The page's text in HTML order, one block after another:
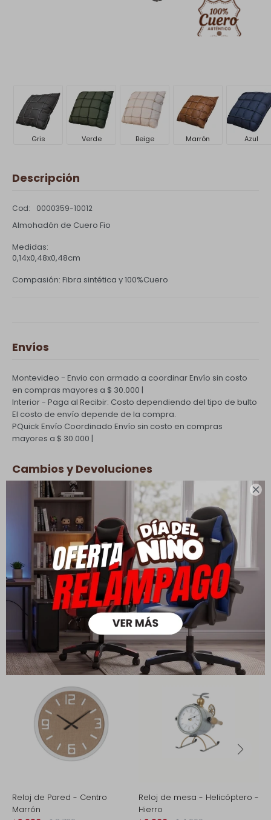

Gris Verde Beige Marrón Azul
Descripción
0000359-10012
Almohadón de Cuero Fio
Medidas:
0,14x0,48x0,48cm
Compasión: Fibra sintética y 100%Cuero
Envíos
Montevideo - Envio con armado a coordinarEnvío sin costo
en compras mayores a $ 30.000 |
Interior - Paga al Recibir: Costo dependiendo del tipo de bulto
El costo de envío depende de la compra.
PQuick Envío Coordinado Envío sin costo en compras
mayores a $ 30.000 |
Cambios y Devoluciones
Todas las compras realizadas tienen un plazo de 5 días para
su cambio.
Ver mas
Medios de pago
Productos que te pueden interesar
Reloj de Pared - Centro
Marrón
Reloj de mesa - Helicóptero -
Hierro